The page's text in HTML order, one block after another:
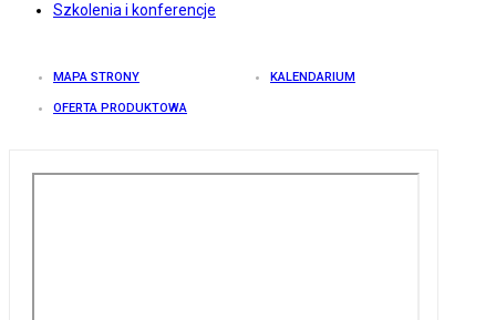
Szkolenia i konferencje
MAPA STRONY KALENDARIUM
OFERTA PRODUKTOWA